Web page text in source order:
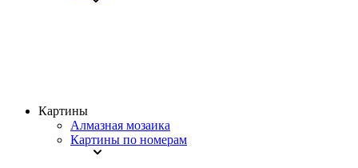
Картины
Алмазная мозаика
Картины по номерам